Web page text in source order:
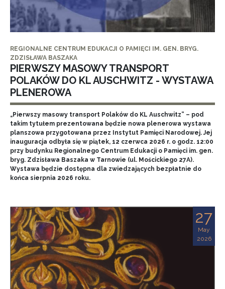
REGIONALNE CENTRUM EDUKACJI O PAMIĘCI IM. GEN. BRYG.
ZDZISŁAWA BASZAKA
PIERWSZY MASOWY TRANSPORT
POLAKÓW DO KL AUSCHWITZ - WYSTAWA
PLENEROWA
„Pierwszy masowy transport Polaków do KL Auschwitz” – pod
takim tytułem prezentowana będzie nowa plenerowa wystawa
planszowa przygotowana przez Instytut Pamięci Narodowej. Jej
inauguracja odbyła się w piątek, 12 czerwca 2026 r. o godz. 12:00
przy budynku Regionalnego Centrum Edukacji o Pamięci im. gen.
bryg. Zdzisława Baszaka w Tarnowie (ul. Mościckiego 27A).
Wystawa będzie dostępna dla zwiedzających bezpłatnie do
końca sierpnia 2026 roku.
27
May
2026